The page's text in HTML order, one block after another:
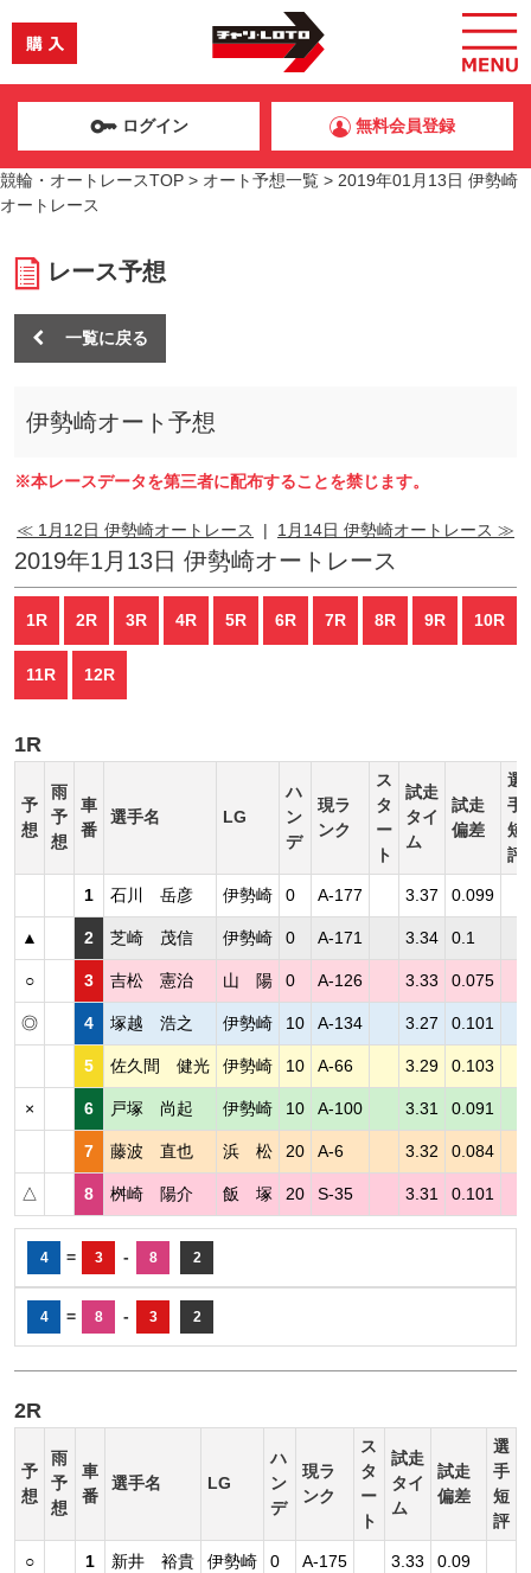
ログイン 無料会員登録
競輪・オートレースTOP > オート予想一覧 > 2019年01月13日 伊勢崎
オートレース
レース予想
一覧に戻る
伊勢崎オート予想
※本レースデータを第三者に配布することを禁じます。
≪ 1月12日 伊勢崎オートレース | 1月14日 伊勢崎オートレース ≫
2019年1月13日 伊勢崎オートレース
1R 2R 3R 4R 5R 6R 7R 8R 9R 10R
11R 12R
1R
予
想
雨
予
想
車
番
選手名 LG
ハ
ン
デ
現ラ
ンク
ス
タ
ー
ト
試走
タイ
ム
試走
偏差
選
手
短
評
1 石川 岳彦 伊勢崎 0 A-177 3.37 0.099
▲ 2 芝崎 茂信 伊勢崎 0 A-171 3.34 0.1
○ 3 吉松 憲治 山 陽 0 A-126 3.33 0.075
◎ 4 塚越 浩之 伊勢崎 10 A-134 3.27 0.101
5 佐久間 健光 伊勢崎 10 A-66 3.29 0.103
× 6 戸塚 尚起 伊勢崎 10 A-100 3.31 0.091
7 藤波 直也 浜 松 20 A-6 3.32 0.084
△ 8 桝崎 陽介 飯 塚 20 S-35 3.31 0.101
4 = 3 - 8 2
4 = 8 - 3 2
2R
予
想
雨
予
想
車
番
選手名 LG
ハ
ン
デ
現ラ
ンク
ス
タ
ー
ト
試走
タイ
ム
試走
偏差
選
手
短
評
○ 1 新井 裕貴 伊勢崎 0 A-175 3.33 0.09